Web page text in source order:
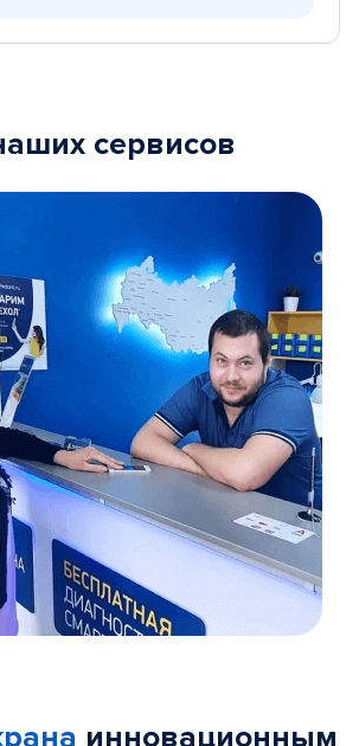
сервисов
инновационным